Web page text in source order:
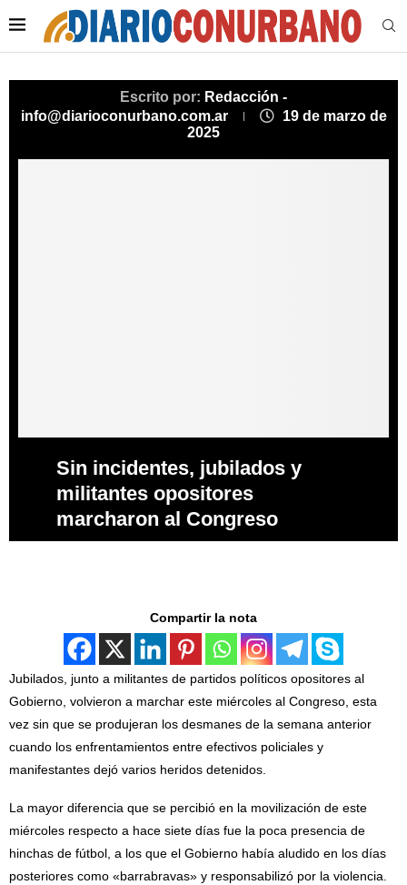
Escrito por: Redacción -
info@diarioconurbano.com.ar
19 de marzo de
2025
Sin incidentes, jubilados y
militantes opositores
marcharon al Congreso
Compartir la nota
Jubilados, junto a militantes de partidos políticos opositores al
Gobierno, volvieron a marchar este miércoles al Congreso, esta
vez sin que se produjeran los desmanes de la semana anterior
cuando los enfrentamientos entre efectivos policiales y
manifestantes dejó varios heridos detenidos.
La mayor diferencia que se percibió en la movilización de este
miércoles respecto a hace siete días fue la poca presencia de
hinchas de fútbol, a los que el Gobierno había aludido en los días
posteriores como «barrabravas» y responsabilizó por la violencia.